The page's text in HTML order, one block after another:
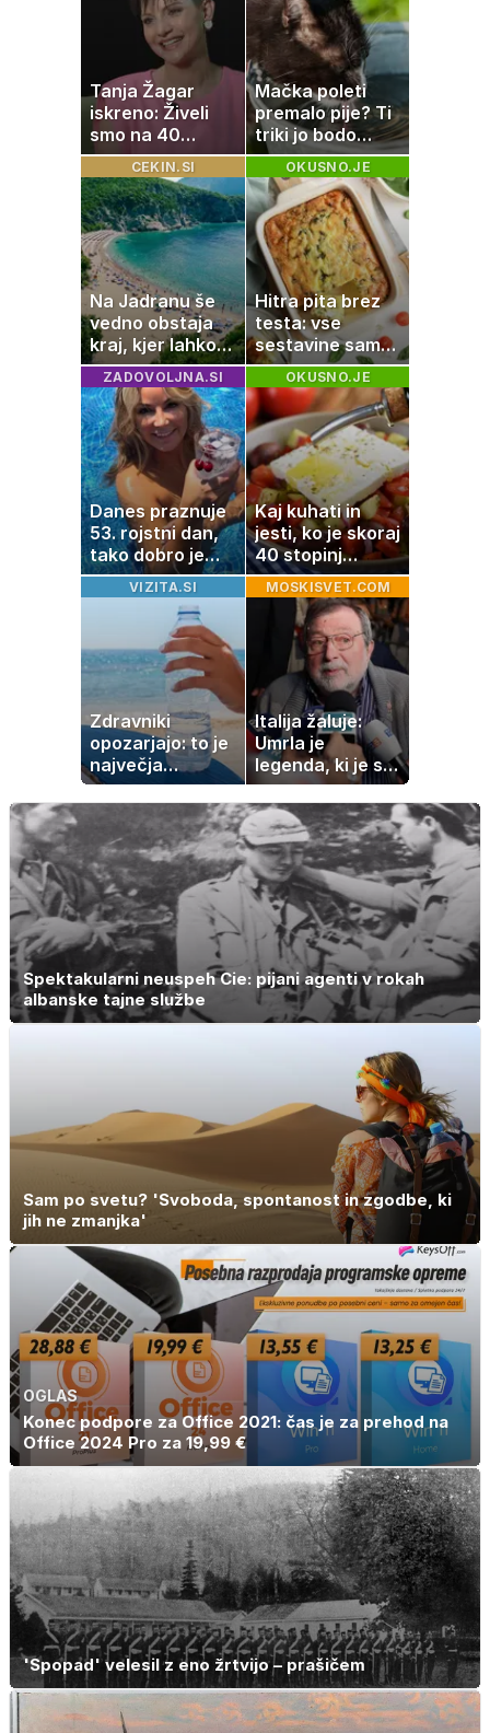
Tanja Žagar
iskreno: Živeli
smo na 40
kvadratih, a
imela sem vse,
kar otrok
potrebuje
Mačka poleti
premalo pije? Ti
triki jo bodo
spodbudili, da
zaužije več vode
CEKIN.SI
Na Jadranu še
vedno obstaja
kraj, kjer lahko
dopustujete
poceni:
nastanitev že od
10 evrov, kosilo
za pet evrov
OKUSNO.JE
Hitra pita brez
testa: vse
sestavine samo
zmešate in
pečica opravi
ostalo
ZADOVOLJNA.SI
Danes praznuje
53. rojstni dan,
tako dobro je
videti znana
Slovenka
OKUSNO.JE
Kaj kuhati in
jesti, ko je skoraj
40 stopinj
Celzija: 5 kosil
brez prižiganja
pečice
VIZITA.SI
Zdravniki
opozarjajo: to je
največja
napaka, ki jo
ljudje delajo med
vročino
MOSKISVET.COM
Italija žaluje:
Umrla je
legenda, ki je s
svojimi pesmimi
zaznamovala
Italijo
Spektakularni neuspeh Cie: pijani agenti v rokah
albanske tajne službe
Sam po svetu? 'Svoboda, spontanost in zgodbe, ki
jih ne zmanjka'
OGLAS
Konec podpore za Office 2021: čas je za prehod na
Office 2024 Pro za 19,99 €
'Spopad' velesil z eno žrtvijo – prašičem